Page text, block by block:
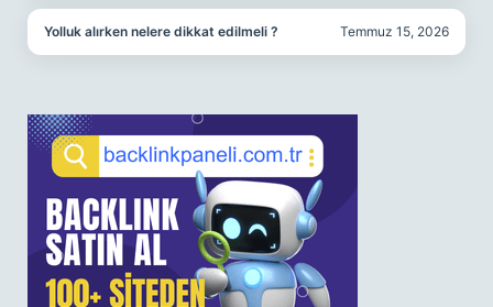
Yolluk alırken nelere dikkat edilmeli ? Temmuz 15, 2026